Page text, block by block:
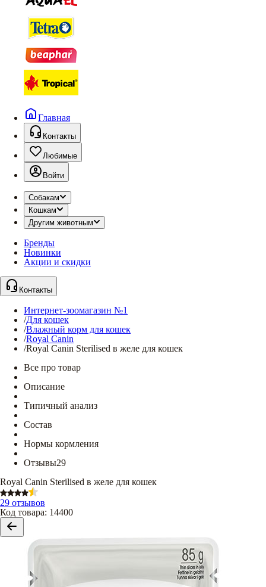
Главная
Контакты
Любимые
Войти
Собакам
Кошкам
Другим животным
Бренды
Новинки
Акции и скидки
Контакты
Интернет-зоомагазин №1
/Для кошек
/Влажный корм для кошек
/Royal Canin
/Royal Canin Sterilised в желе для кошек
Все про товар
Описание
Типичный анализ
Состав
Нормы кормления
Отзывы29
Royal Canin Sterilised в желе для кошек
29 отзывов
Код товара: 14400